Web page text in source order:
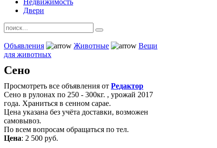
Недвижимость
Двери
Объявления Животные
Вещи
для животных
Сено
Просмотреть все объявления от Редактор
Сено в рулонах по 250 - 300кг. , урожай 2017
года. Храниться в сенном сарае.
Цена указана без учёта доставки, возможен
самовывоз.
По всем вопросам обращаться по тел.
Цена: 2 500 руб.